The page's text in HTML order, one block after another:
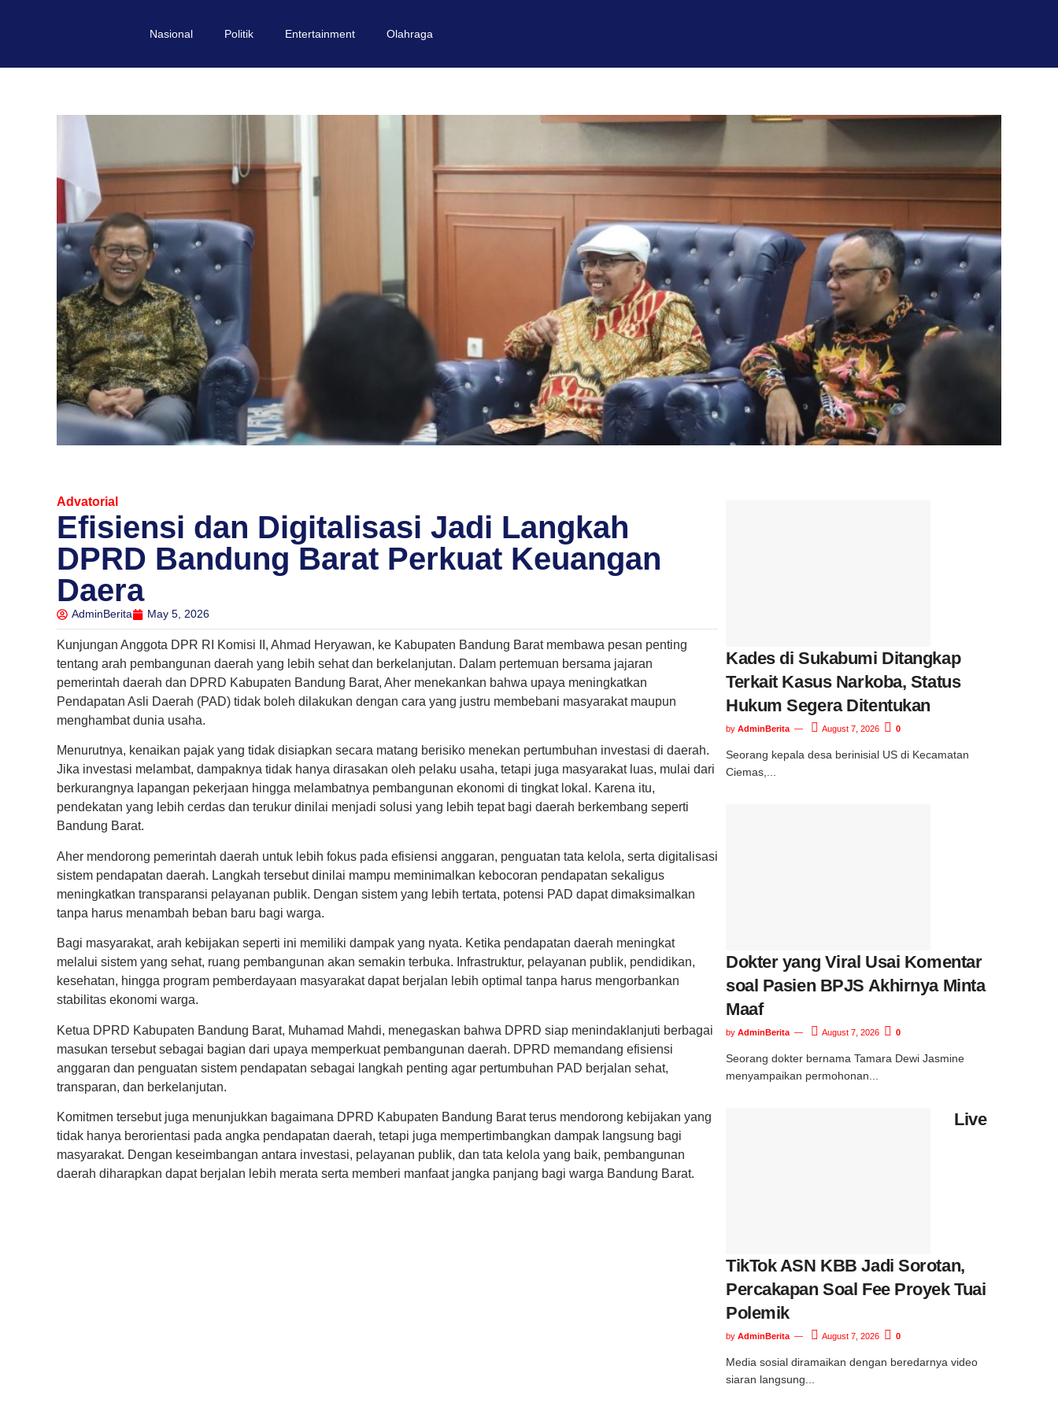
Nasional Politik Entertainment Olahraga
Advatorial
Efisiensi dan Digitalisasi Jadi Langkah
DPRD Bandung Barat Perkuat Keuangan
Daera
AdminBerita May 5, 2026
Kunjungan Anggota DPR RI Komisi II, Ahmad Heryawan, ke Kabupaten Bandung Baratmembawa pesan penting
tentang arah pembangunan daerah yang lebih sehat dan berkelanjutan. Dalam pertemuan bersama jajaran
pemerintah daerah dan DPRD Kabupaten Bandung Barat, Aher menekankan bahwa upaya meningkatkan
Pendapatan Asli Daerah (PAD) tidak boleh dilakukan dengan cara yang justru membebani masyarakat maupun
menghambat dunia usaha.
Menurutnya, kenaikan pajak yang tidak disiapkan secara matang berisiko menekan pertumbuhan investasi di daerah.
Jika investasi melambat, dampaknya tidak hanya dirasakan oleh pelaku usaha, tetapi juga masyarakat luas, mulai dari
berkurangnya lapangan pekerjaan hingga melambatnya pembangunan ekonomi di tingkat lokal. Karena itu,
pendekatan yang lebih cerdas dan terukur dinilai menjadi solusi yang lebih tepat bagi daerah berkembang seperti
Bandung Barat.
Aher mendorong pemerintah daerah untuk lebih fokus pada efisiensi anggaran, penguatan tata kelola, serta digitalisasi
sistem pendapatan daerah. Langkah tersebut dinilai mampu meminimalkan kebocoran pendapatan sekaligus
meningkatkan transparansi pelayanan publik. Dengan sistem yang lebih tertata, potensi PAD dapat dimaksimalkan
tanpa harus menambah beban baru bagi warga.
Bagi masyarakat, arah kebijakan seperti ini memiliki dampak yang nyata. Ketika pendapatan daerah meningkat
melalui sistem yang sehat, ruang pembangunan akan semakin terbuka. Infrastruktur, pelayanan publik, pendidikan,
kesehatan, hingga program pemberdayaan masyarakat dapat berjalan lebih optimal tanpa harus mengorbankan
stabilitas ekonomi warga.
Ketua DPRD Kabupaten Bandung Barat, Muhamad Mahdi, menegaskan bahwa DPRD siap menindaklanjuti berbagai
masukan tersebut sebagai bagian dari upaya memperkuat pembangunan daerah. DPRD memandang efisiensi
anggaran dan penguatan sistem pendapatan sebagai langkah penting agar pertumbuhan PAD berjalan sehat,
transparan, dan berkelanjutan.
Komitmen tersebut juga menunjukkan bagaimana DPRD Kabupaten Bandung Barat terus mendorong kebijakan yang
tidak hanya berorientasi pada angka pendapatan daerah, tetapi juga mempertimbangkan dampak langsung bagi
masyarakat. Dengan keseimbangan antara investasi, pelayanan publik, dan tata kelola yang baik, pembangunan
daerah diharapkan dapat berjalan lebih merata serta memberi manfaat jangka panjang bagi warga Bandung Barat.
Kades di Sukabumi Ditangkap
Terkait Kasus Narkoba, Status
Hukum Segera Ditentukan
by AdminBerita August 7, 2026 0
Seorang kepala desa berinisial US di Kecamatan
Ciemas,...
Dokter yang Viral Usai Komentar
soal Pasien BPJS Akhirnya Minta
Maaf
by AdminBerita August 7, 2026 0
Seorang dokter bernama Tamara Dewi Jasmine
menyampaikan permohonan...
Live
TikTok ASN KBB Jadi Sorotan,
Percakapan Soal Fee Proyek Tuai
Polemik
by AdminBerita August 7, 2026 0
Media sosial diramaikan dengan beredarnya video
siaran langsung...